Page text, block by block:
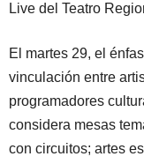
Live del Teatro
El martes 29, el
vinculación entre
programadores
considera mesas
con circuitos; artes